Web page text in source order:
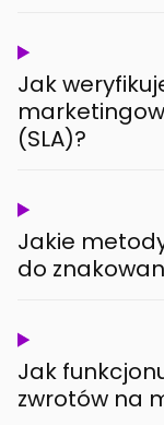
Jak
(SLA)?
Jakie
do
Jak
zwrotów na